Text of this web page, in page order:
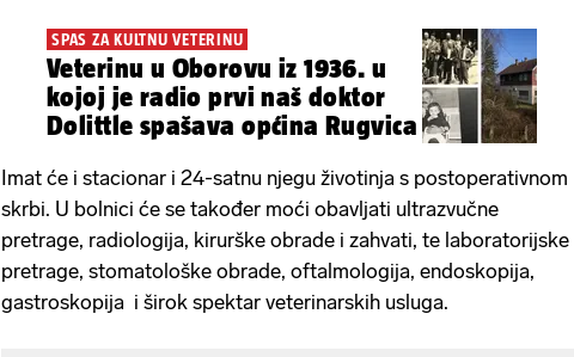
SPAS ZA KULTNU VETERINU
Veterinu u Oborovu iz 1936. u
kojoj je radio prvi naš doktor
Dolittle spašava općina Rugvica
Imat će i stacionar i 24-satnu njegu životinja s postoperativnom
skrbi. U bolnici će se također moći obavljati ultrazvučne
pretrage, radiologija, kirurške obrade i zahvati, te laboratorijske
pretrage, stomatološke obrade, oftalmologija, endoskopija,
gastroskopija i širok spektar veterinarskih usluga.